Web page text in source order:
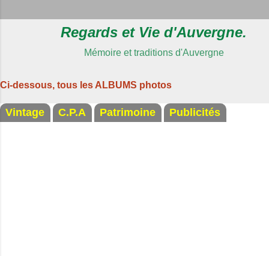
Regards et Vie d'Auvergne.
Mémoire et traditions d'Auvergne
Ci-dessous, tous les ALBUMS photos
Vintage C.P.A Patrimoine Publicités